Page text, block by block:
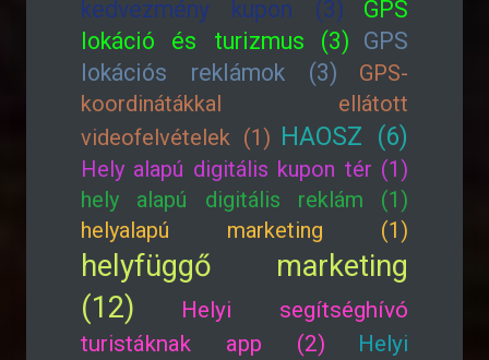
kedvezmény kupon (3)
GPS
lokáció és turizmus (3) GPS
lokációs reklámok (3)
GPS-
koordinátákkal ellátott
videofelvételek (1) HAOSZ (6)
Hely alapú digitális kupon tér (1)
hely alapú digitális reklám (1)
helyalapú marketing (1)
helyfüggő marketing
(12)
Helyi segítséghívó
turistáknak app (2)
Helyi